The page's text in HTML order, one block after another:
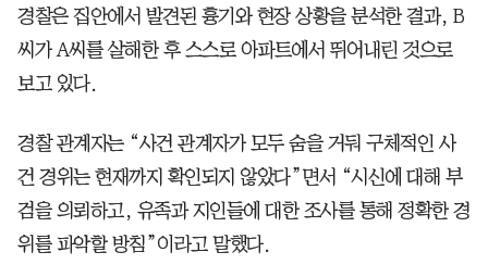
경찰은 집안에서 발견된 흉기와 현장 상황을 분석한 결과, B
씨가 A씨를 살해한 후 스스로 아파트에서 뛰어내린 것으로
보고 있다.
경찰 관계자는 “사건 관계자가 모두 숨을 거둬 구체적인 사
건 경위는 현재까지 확인되지 않았다”면서 “시신에 대해 부
검을 의뢰하고, 유족과 지인들에 대한 조사를 통해 정확한 경
위를 파악할 방침”이라고 말했다.